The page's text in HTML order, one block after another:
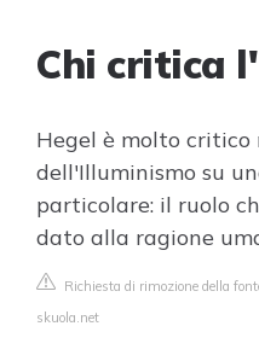
Chi critica
Hegel è molto critico
dell'Illuminismo su
particolare: il ruolo
dato alla ragione
Richiesta di rimozione della
skuola.net